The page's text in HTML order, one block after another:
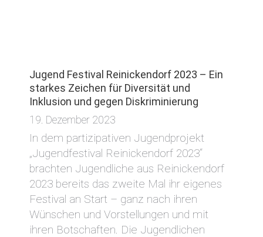
Jugend Festival Reinickendorf 2023 – Ein
starkes Zeichen für Diversität und
Inklusion und gegen Diskriminierung
19. Dezember 2023
In dem partizipativen Jugendprojekt
„Jugendfestival Reinickendorf 2023“
brachten Jugendliche aus Reinickendorf
2023 bereits das zweite Mal ihr eigenes
Festival an Start – ganz nach ihren
Wünschen und Vorstellungen und mit
ihren Botschaften. Die Jugendlichen